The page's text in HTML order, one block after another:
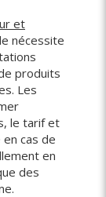
et
nécessite
produits
Les
le tarif et
cas de
en
des